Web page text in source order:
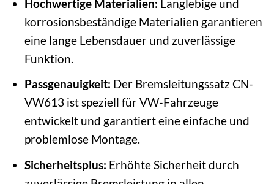
Hochwertige Materialien: Langlebige und
korrosionsbeständige Materialien garantieren
eine lange Lebensdauer und zuverlässige
Funktion.
Passgenauigkeit: Der Bremsleitungssatz CN-
VW613 ist speziell für VW-Fahrzeuge
entwickelt und garantiert eine einfache und
problemlose Montage.
Sicherheitsplus: Erhöhte Sicherheit durch